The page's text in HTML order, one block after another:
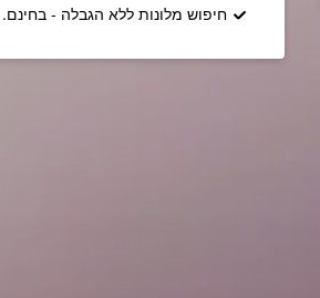
חיפוש מלונות ללא הגבלה - בחינם.